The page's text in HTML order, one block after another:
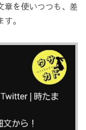
章を使いつつも、差
。